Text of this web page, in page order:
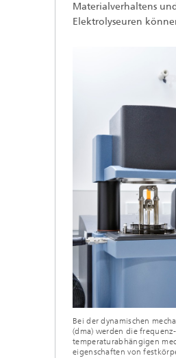
Materialverhaltens
Elektrolyseuren
Bei der dynamischen
(dma) werden die
temperaturabhängigen
eigenschaften von